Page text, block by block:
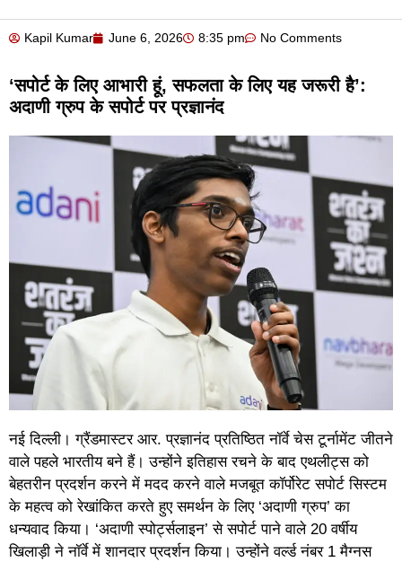
Kapil Kumar June 6, 2026 8:35 pm No Comments
‘सपोर्ट के लिए आभारी हूं, सफलता के लिए यह जरूरी है’:
अदाणी ग्रुप के सपोर्ट पर प्रज्ञानंद
नई दिल्ली। ग्रैंडमास्टर आर. प्रज्ञानंद प्रतिष्ठित नॉर्वे चेस टूर्नामेंट जीतने
वाले पहले भारतीय बने हैं। उन्होंने इतिहास रचने के बाद एथलीट्स को
बेहतरीन प्रदर्शन करने में मदद करने वाले मजबूत कॉर्पोरेट सपोर्ट सिस्टम
के महत्व को रेखांकित करते हुए समर्थन के लिए ‘अदाणी ग्रुप’ का
धन्यवाद किया। ‘अदाणी स्पोर्ट्सलाइन’ से सपोर्ट पाने वाले 20 वर्षीय
खिलाड़ी ने नॉर्वे में शानदार प्रदर्शन किया। उन्होंने वर्ल्ड नंबर 1 मैग्नस